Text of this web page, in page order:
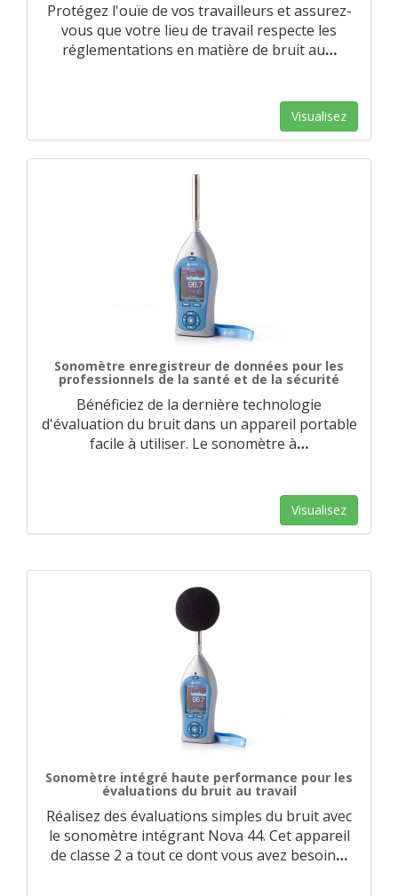
Protégez l'ouïe de vos travailleurs et assurez-
vous que votre lieu de travail respecte les
réglementations en matière de bruit au…
Visualisez
Sonomètre enregistreur de données pour les
professionnels de la santé et de la sécurité
Bénéficiez de la dernière technologie
d'évaluation du bruit dans un appareil portable
facile à utiliser. Le sonomètre à…
Visualisez
Sonomètre intégré haute performance pour les
évaluations du bruit au travail
Réalisez des évaluations simples du bruit avec
le sonomètre intégrant Nova 44. Cet appareil
de classe 2 a tout ce dont vous avez besoin…